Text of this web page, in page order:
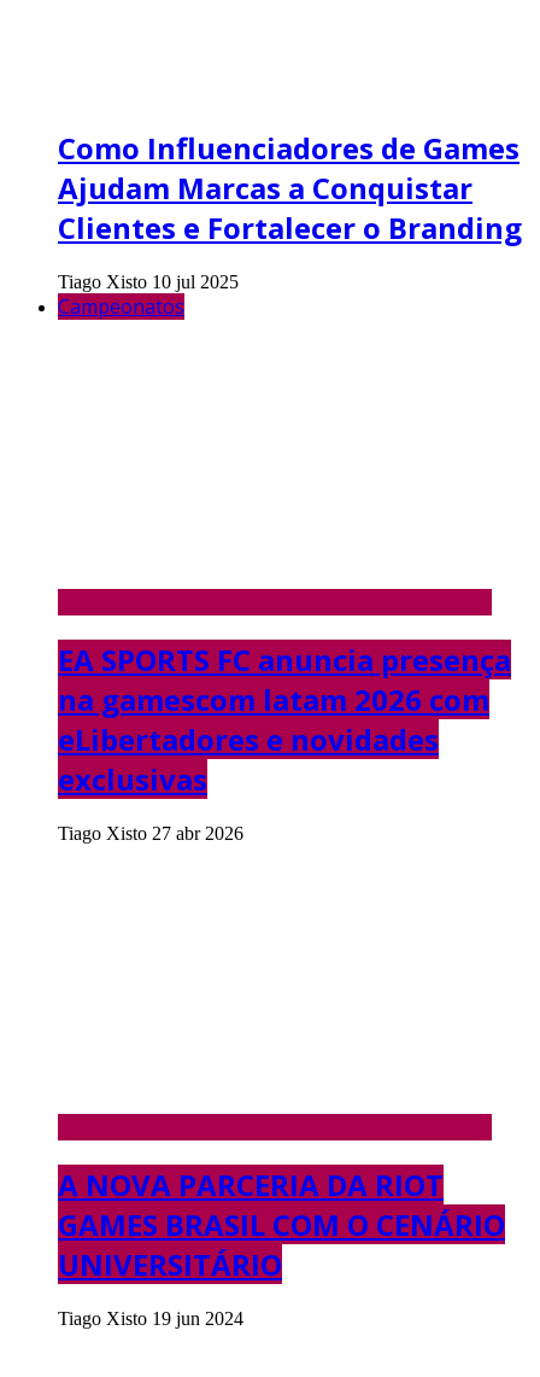
Como Influenciadores de Games
Ajudam Marcas a Conquistar
Clientes e Fortalecer o Branding
Tiago Xisto 10 jul 2025
Campeonatos
EA SPORTS FC anuncia presença
na gamescom latam 2026 com
eLibertadores e novidades
exclusivas
Tiago Xisto 27 abr 2026
A NOVA PARCERIA DA RIOT
GAMES BRASIL COM O CENÁRIO
UNIVERSITÁRIO
Tiago Xisto 19 jun 2024